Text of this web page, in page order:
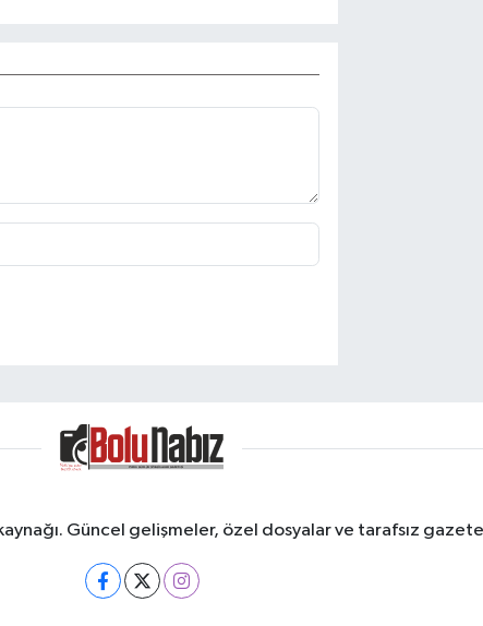
Güncel gelişmeler, özel dosyalar ve tarafsız